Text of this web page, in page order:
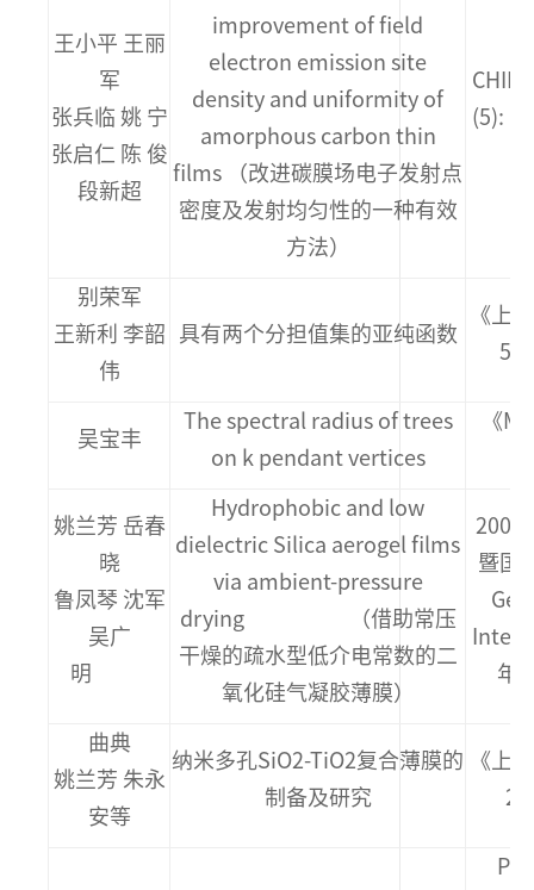
王小平 王丽
军
张兵临 姚 宁
张启仁 陈 俊
段新超
improvement of field
electron emission site
density and uniformity of
amorphous carbon thin
films （改进碳膜场电子发射点
密度及发射均匀性的一种有效
方法）
(5):
别荣军
王新利 李韶
伟
具有两个分担值集的亚纯函数
《上
5
吴宝丰
The spectral radius of trees
on k pendant vertices
《
姚兰芳 岳春
晓
鲁凤琴 沈军
吴广
明
Hydrophobic and low
dielectric Silica aerogel films
via ambient-pressure
drying （借助常压
干燥的疏水型低介电常数的二
氧化硅气凝胶薄膜）
2006'
暨
Gel
年
曲典
姚兰芳 朱永
安等
纳米多孔SiO2-TiO2复合薄膜的
制备及研究
《上
2